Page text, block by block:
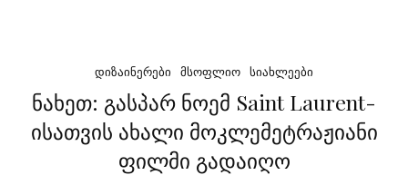
ᲓᲘᲖᲐᲘᲜᲔᲠᲔᲑᲘ ᲛᲡᲝᲤᲚᲘᲝ ᲡᲘᲐᲮᲚᲔᲔᲑᲘ
ნახეთ: გასპარ ნოემ Saint Laurent-
ისათვის ახალი მოკლემეტრაჟიანი
ფილმი გადაიღო